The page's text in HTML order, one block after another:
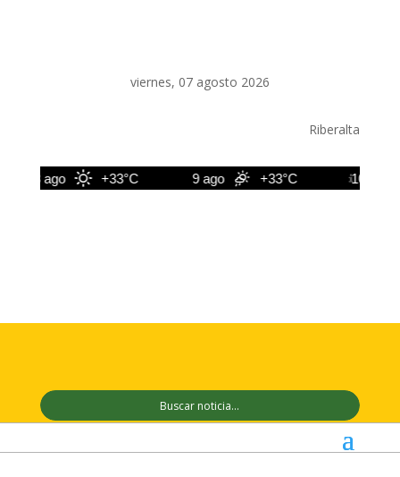
viernes, 07 agosto 2026
Riberalta
8 ago +33°C 9 ago +33°C 10 ago